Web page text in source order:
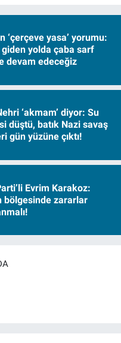
‘çerçeve yasa’ yorumu:
giden yolda çaba sarf
devam edeceğiz
‘akmam’ diyor: Su
düştü, batık Nazi savaş
gün yüzüne çıktı!
Evrim Karakoz:
bölgesinde zararlar